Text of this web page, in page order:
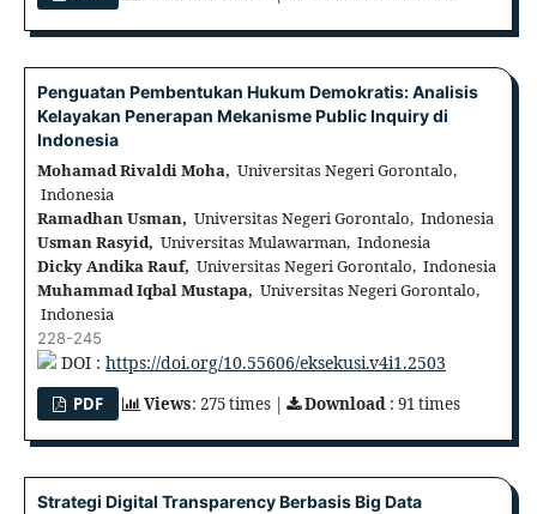
Penguatan Pembentukan Hukum Demokratis: Analisis
Kelayakan Penerapan Mekanisme Public Inquiry di
Indonesia
Mohamad Rivaldi Moha, Universitas Negeri Gorontalo,
Indonesia
Ramadhan Usman, Universitas Negeri Gorontalo, Indonesia
Usman Rasyid, Universitas Mulawarman, Indonesia
Dicky Andika Rauf, Universitas Negeri Gorontalo, Indonesia
Muhammad Iqbal Mustapa, Universitas Negeri Gorontalo,
Indonesia
228-245
DOI : https://doi.org/10.55606/eksekusi.v4i1.2503
PDF Views: 275 times | Download : 91 times
Strategi Digital Transparency Berbasis Big Data